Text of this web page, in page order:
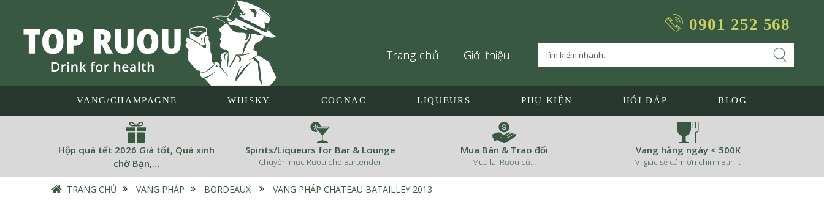
0901 252 568
Trang chủ Giới thiệu
VANG/CHAMPAGNE WHISKY COGNAC LIQUEURS PHỤ KIỆN HỎI ĐÁP BLOG
Hộp quà tết 2026 Giá tốt, Quà xinh
chờ Bạn,…
Spirits/Liqueurs for Bar & Lounge
Chuyên mục Rượu cho Bartender
Mua Bán & Trao đổi
Mua lại Rượu cũ…
Vang hằng ngày < 500K
Vị giác sẽ cám ơn chính Bạn…
TRANG CHỦ › VANG PHÁP › BORDEAUX › VANG PHÁP CHATEAU BATAILLEY 2013